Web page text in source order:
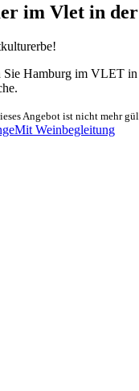
im Vlet in
Sie Hamburg im VLET
Angebot ist nicht mehr
Mit Weinbegleitung